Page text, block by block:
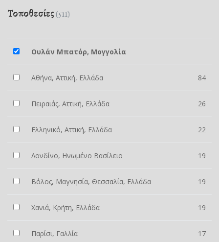
Τοποθεσίες (511)
Ουλάν Μπατόρ, Μογγολία
Αθήνα, Αττική, Ελλάδα 84
Πειραιάς, Αττική, Ελλάδα 26
Ελληνικό, Αττική, Ελλάδα 22
Λονδίνο, Ηνωμένο Βασίλειο 19
Βόλος, Μαγνησία, Θεσσαλία, Ελλάδα 19
Χανιά, Κρήτη, Ελλάδα 19
Παρίσι, Γαλλία 17